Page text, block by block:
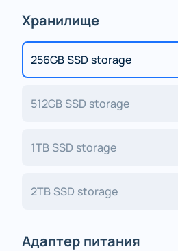
Хранилище
256GB SSD storage
512GB SSD storage
1TB SSD storage
2TB SSD storage
Адаптер питания